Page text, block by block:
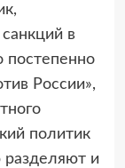
в
России»,
политик
и